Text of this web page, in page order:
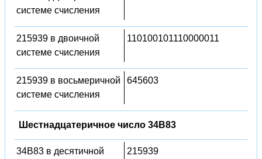
системе счисления
215939 в двоичной
системе счисления
110100101110000011
215939 в восьмеричной
системе счисления
645603
Шестнадцатеричное число 34B83
34B83 в десятичной
215939